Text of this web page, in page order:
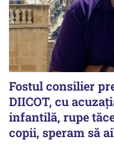
Fostul consilier
DIICOT, cu
infantilă, rupe
copii, speram să